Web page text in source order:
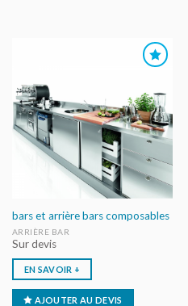
bars et arrière bars composables
ARRIÈRE BAR
Sur devis
EN SAVOIR +
AJOUTER AU DEVIS